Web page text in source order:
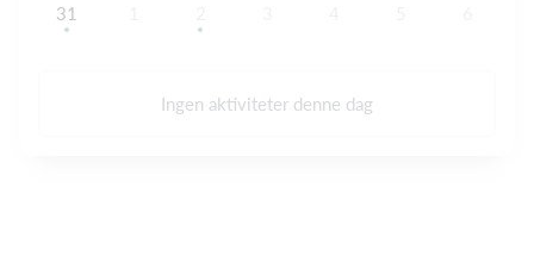
31
Ingen aktiviteter denne dag